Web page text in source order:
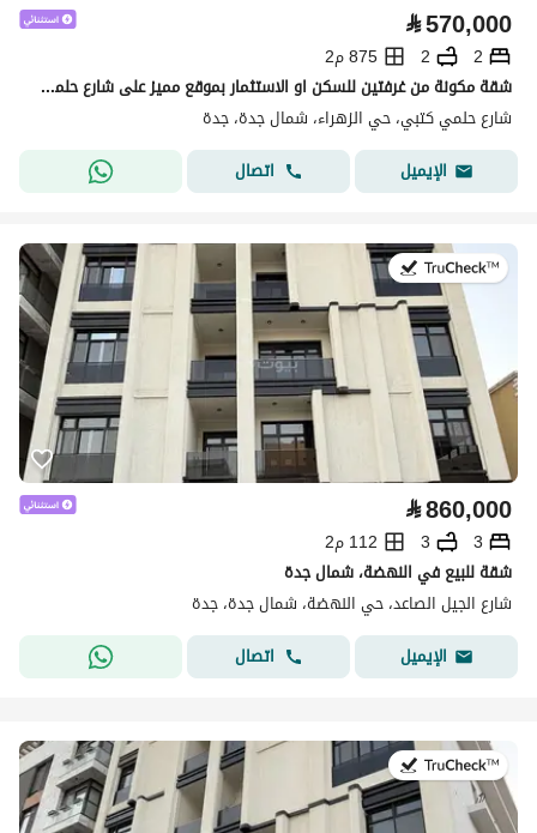
⃁570,000
2
2
875 م2
شقة مكونة من غرفتين للسكن او الاستثمار بموقع مميز على شارع حلمي كتبي بحي الزهراء
شارع حلمي كتبي، حي الزهراء، شمال جدة، جدة
الإيميل
اتصال
في:13 يوليو 2026
⃁860,000
3
3
112 م2
شقة للبيع في النهضة، شمال جدة
شارع الجيل الصاعد، حي النهضة، شمال جدة، جدة
الإيميل
اتصال
في:13 يوليو 2026